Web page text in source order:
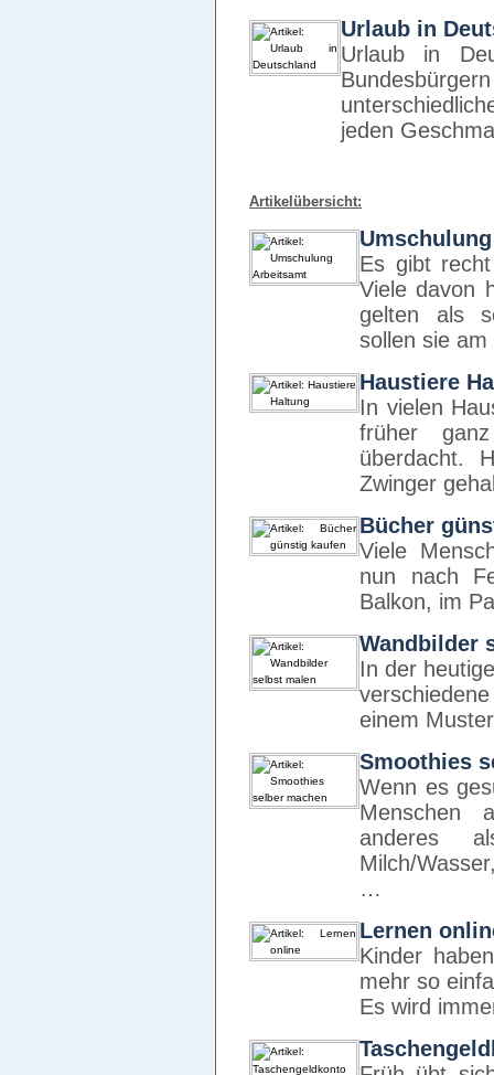
Urlaub in
Urlaub in
jeden
Artikelübersicht:
Es gibt
Viele davon
gelten als
sollen sie
Haustiere
In vielen
früher
überdacht.
Zwinger
Bücher
Viele
nun nach
Balkon, im
Wandbilder
In der
einem
Smoothies
Wenn es
Menschen
anderes
Milch/
…
Lernen
Kinder
mehr so
Es wird